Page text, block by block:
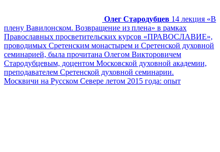
Олег Стародубцев 14 лекция «В
плену Вавилонском. Возвращение из плена» в рамках
Православных просветительских курсов «ПРАВОСЛАВИЕ»,
проводимых Сретенским монастырем и Сретенской духовной
семинарией, была прочитана Олегом Викторовичем
Стародубцевым, доцентом Московской духовной академии,
преподавателем Сретенской духовной семинарии.
Москвичи на Русском Севере летом 2015 года: опыт